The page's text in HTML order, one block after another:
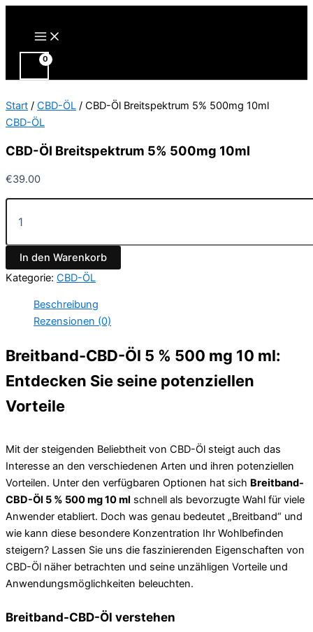
Main
Menu
Start / CBD-ÖL / CBD-Öl Breitspektrum 5% 500mg 10ml
CBD-ÖL
CBD-Öl Breitspektrum 5% 500mg 10ml
€39.00
CBD-
5%
500mg
10ml
Menge
In den Warenkorb
Kategorie: CBD-ÖL
Beschreibung
Rezensionen (0)
Breitband-CBD-Öl 5 % 500 mg 10 ml:
Entdecken Sie seine potenziellen
Vorteile
Mit der steigenden Beliebtheit von CBD-Öl steigt auch das
Interesse an den verschiedenen Arten und ihren potenziellen
Vorteilen. Unter den verfügbaren Optionen hat sich Breitband-
CBD-Öl 5 % 500 mg 10 ml schnell als bevorzugte Wahl für viele
Anwender etabliert. Doch was genau bedeutet „Breitband“ und
wie kann diese besondere Konzentration Ihr Wohlbefinden
steigern? Lassen Sie uns die faszinierenden Eigenschaften von
CBD-Öl näher betrachten und seine unzähligen Vorteile und
Anwendungsmöglichkeiten beleuchten.
Breitband-CBD-Öl verstehen